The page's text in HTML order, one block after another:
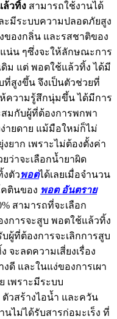
ล้วทิ้ง สามารถใช้งานได้
ะมีระบบความปลอดภัยสูง
ของกลิ่น และรสชาติของ
น่น ๆซึ่งจะให้ลักษณะการ
ม แต่ พอตใช้แล้วทิ้ง ได้มี
สูงขึ้น จึงเป็นตัวช่วยที่
ความรู้สึกนุ่มขึ้น ได้มีการ
มกับผู้ที่ต้องการพกพา
ายดาย แม้มือใหม่ก็ไม่
ยาก เพราะไม่ต้องตั้งค่า
ว่าจะเลือกน้ำยาผิด
งตัวพอตได้เลยเมื่อจำนวน
ตินของ พอต อันตราย
สามารถที่จะเลือก
การจะสูบ พอตใช้แล้วทิ้ง
ผู้ที่ต้องการจะเลิกการสูบ
ะลดความเสี่ยงเรื่อง
ดี และในแง่ของการเผา
เพราะมีระบบ
วสร้างไอน้ำ และควัน
นไม่ได้รับสารก่อมะเร็ง ที่